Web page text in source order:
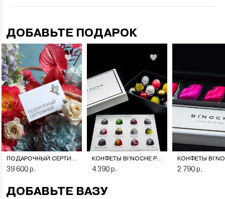
ДОБАВЬТЕ ПОДАРОК
ПОДАРОЧНЫЙ СЕРТИФИКАТ НА ЦВЕТОЧНУЮ ПОДПИСКУ
39 600 р.
КОНФЕТЫ BI’NOCHE PREMIERE
4 390 р. 2 790 р.
ДОБАВЬТЕ ВАЗУ